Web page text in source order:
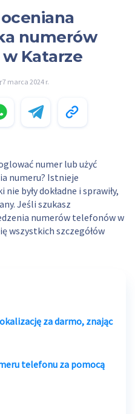
numerów
Katarze
7 marca 2024 r.
numer lub użyć
numeru? Istnieje
były dokładne i sprawiły,
Jeśli szukasz
numerów telefonów w
wszystkich szczegółów
za darmo, znając
telefonu za pomocą